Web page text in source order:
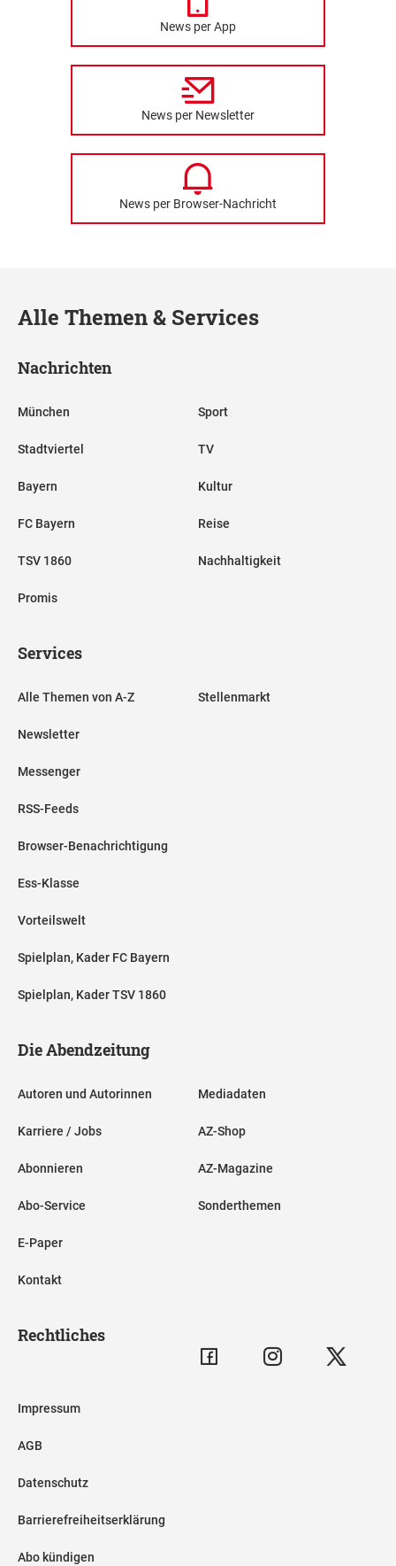
News per App
News per Newsletter
News per Browser-Nachricht
Alle Themen & Services
Nachrichten
München
Stadtviertel
Bayern
FC Bayern
TSV 1860
Promis
Sport
TV
Kultur
Reise
Nachhaltigkeit
Services
Alle Themen von A-Z
Newsletter
Messenger
RSS-Feeds
Browser-Benachrichtigung
Ess-Klasse
Vorteilswelt
Spielplan, Kader FC Bayern
Spielplan, Kader TSV 1860
Stellenmarkt
Die Abendzeitung
Autoren und Autorinnen
Karriere / Jobs
Abonnieren
Abo-Service
E-Paper
Kontakt
Mediadaten
AZ-Shop
AZ-Magazine
Sonderthemen
Rechtliches
Impressum
AGB
Datenschutz
Barrierefreiheitserklärung
Abo kündigen